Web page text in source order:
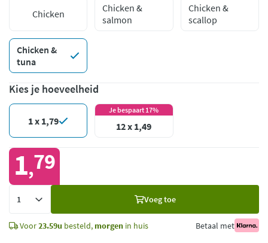
Chicken
Chicken &
salmon
Chicken &
scallop
Chicken &
tuna
Kies je hoeveelheid
1 x 1,79
Je bespaart 17%
12 x 1,49
1,79
Voeg toe
Voor23.59u besteld, morgen in huis Betaal met